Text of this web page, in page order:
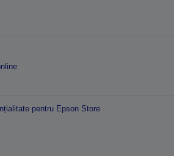
pentru Epson Store